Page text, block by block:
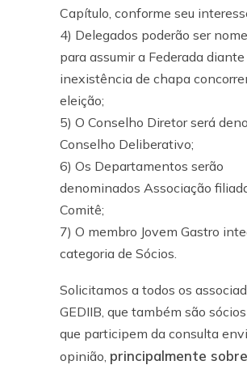
Capítulo, conforme seu
4) Delegados poderão ser
para assumir a Federada
inexistência de chapa
eleição;
5) O Conselho Diretor será
Conselho Deliberativo;
6) Os Departamentos serão
denominados Associação
Comitê;
7) O membro Jovem Gastro
categoria de Sócios.
Solicitamos a todos os
GEDIIB, que também são sócios
que participem da consulta
opinião, principalmente